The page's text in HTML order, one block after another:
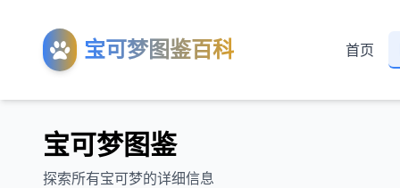
宝可梦图鉴百科 首页
宝可梦图鉴
探索所有宝可梦的详细信息